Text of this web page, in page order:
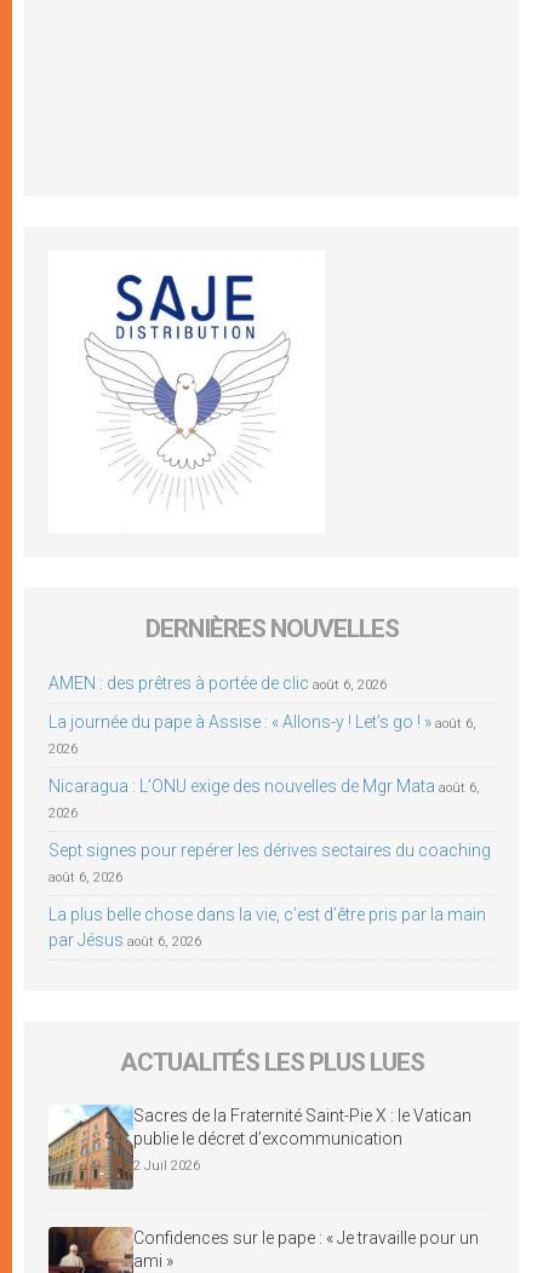
DERNIÈRES NOUVELLES
AMEN : des prêtres à portée de clic août 6, 2026
La journée du pape à Assise : « Allons-y ! Let’s go ! » août 6,
2026
Nicaragua : L’ONU exige des nouvelles de Mgr Mata août 6,
2026
Sept signes pour repérer les dérives sectaires du coaching
août 6, 2026
La plus belle chose dans la vie, c’est d’être pris par la main
par Jésus août 6, 2026
ACTUALITÉS LES PLUS LUES
Sacres de la Fraternité Saint-Pie X : le Vatican
publie le décret d’excommunication
2 Juil 2026
Confidences sur le pape : « Je travaille pour un
ami »